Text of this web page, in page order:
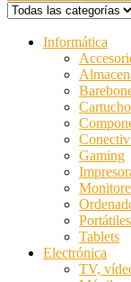
Informática
Gaming
Portátiles
Tablets
Electrónica
TV,